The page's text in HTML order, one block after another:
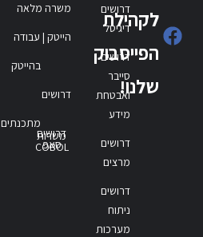
לקהילת
הפייסבוק
שלנו!
דרושים
דיגיטל
דרושים
סייבר
ואבטחת
מידע
דרושים
מרצים
דרושים
ניתוח
מערכות
משרה מלאה
הייטק | עבודה
בהייטק
דרושים
מתכנתים
דרושים
סאפ
משרות
COBOL